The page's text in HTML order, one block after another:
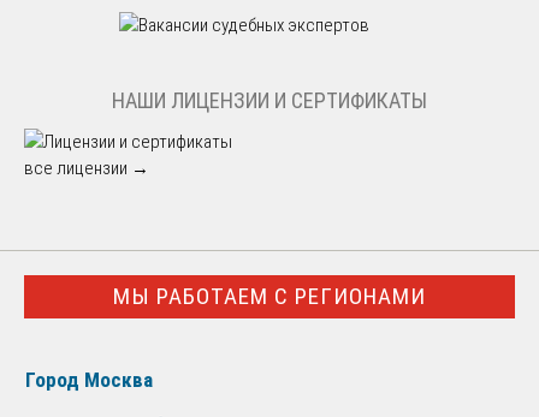
НАШИ ЛИЦЕНЗИИ И СЕРТИФИКАТЫ
все лицензии →
МЫ РАБОТАЕМ С РЕГИОНАМИ
Город Москва